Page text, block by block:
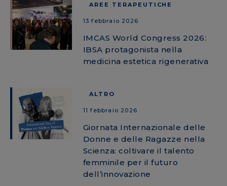
AREE TERAPEUTICHE
13 febbraio 2026
IMCAS World Congress 2026:
IBSA protagonista nella
medicina estetica rigenerativa
ALTRO
11 febbraio 2026
Giornata Internazionale delle
Donne e delle Ragazze nella
Scienza: coltivare il talento
femminile per il futuro
dell’innovazione